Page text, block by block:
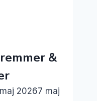
&
20267 maj